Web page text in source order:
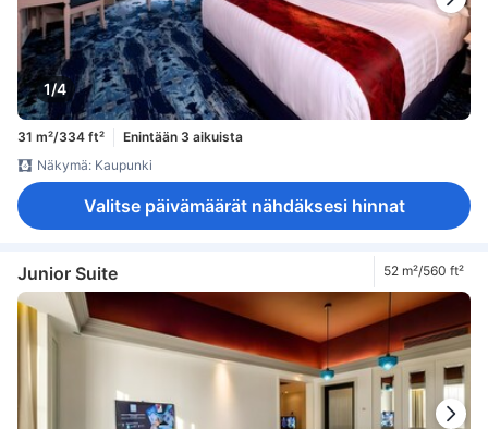
1/4
31 m²/334 ft²
Enintään 3 aikuista
Näkymä: Kaupunki
Valitse päivämäärät nähdäksesi hinnat
Junior Suite 52 m²/560 ft²